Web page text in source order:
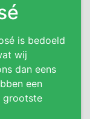
is bedoeld
wij
dan eens
een
grootste